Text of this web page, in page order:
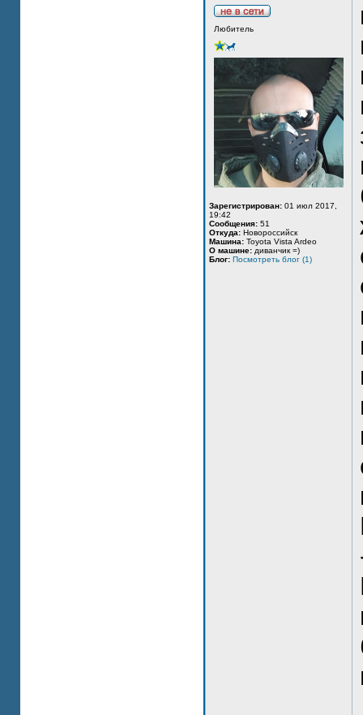
Любитель
Зарегистрирован: 01 июл 2017,
19:42
Сообщения: 51
Откуда: Новороссийск
Машина: Toyota Vista Ardeo
О машине: диванчик =)
Блог: Посмотреть блог (1)